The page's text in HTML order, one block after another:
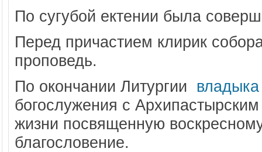
По сугубой ектении была
Перед причастием клирик
проповедь.
По окончании Литургии
богослужения с
жизни посвященную
благословение.